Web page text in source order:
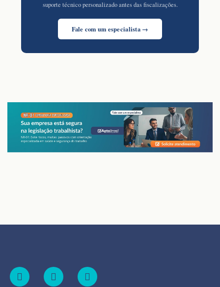
suporte técnico personalizado antes das fiscalizações.
Fale com um especialista →